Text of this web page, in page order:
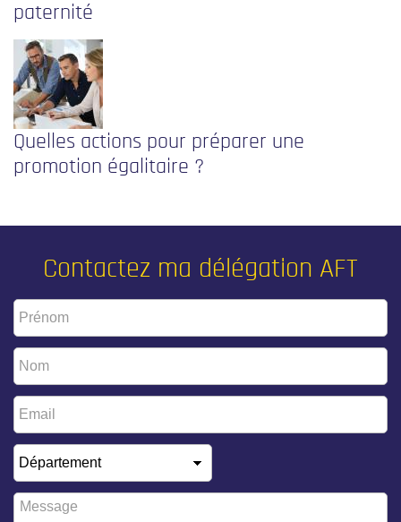
paternité
Quelles actions pour préparer une
promotion égalitaire ?
Contactez ma délégation AFT
Prénom
Nom
Email
Département
Message